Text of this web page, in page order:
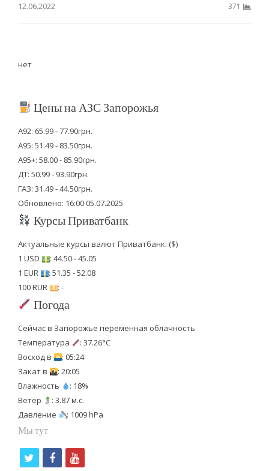
12.06.2022
371
нет
Цены на АЗС Запорожья
А92: 65.99 - 77.90грн.
А95: 51.49 - 83.50грн.
А95+: 58.00 - 85.90грн.
ДТ: 50.99 - 93.90грн.
ГАЗ: 31.49 - 44.50грн.
Обновлено: 16:00 05.07.2025
Курсы Приватбанк
Актуальные курсы валют Приватбанк: ($)
1 USD
: 44.50 - 45.05
1 EUR
: 51.35 - 52.08
100 RUR
: -
Погода
Сейчас в Запорожье переменная облачность
Температура
: 37.26°C
Восход в
: 05:24
Закат в
: 20:05
Влажность
: 18%
Ветер
: 3.87 м.с.
Давление
: 1009 hPa
Мы тут
f
y